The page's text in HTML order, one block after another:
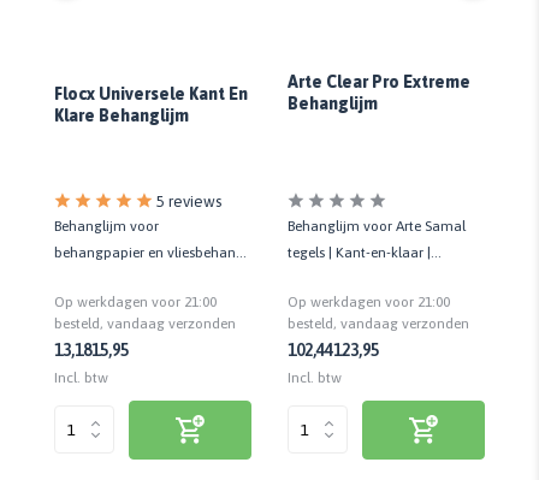
Flocx Universele Kant En
Klare Behanglijm
5 reviews
Behanglijm voor
behangpapier en vliesbehang |
kleefkracht
Op werkdagen voor 21:00
besteld, vandaag verzonden
13,1815,95
Incl. btw
Arte Clear Pro Extreme
Behanglijm
Behanglijm voor Arte Samal
tegels | Kant-en-klaar |
Op werkdagen voor 21:00
besteld, vandaag verzonden
102,44123,95
Incl. btw